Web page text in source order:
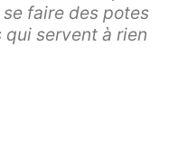
faire des potes
servent à rien